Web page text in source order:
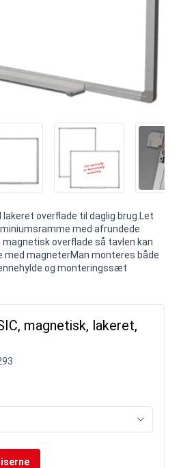
overflade til daglig brug.Let
med afrundede
overflade så tavlen kan
med magneterMan monteres både
og monteringssæt
magnetisk, lakeret,